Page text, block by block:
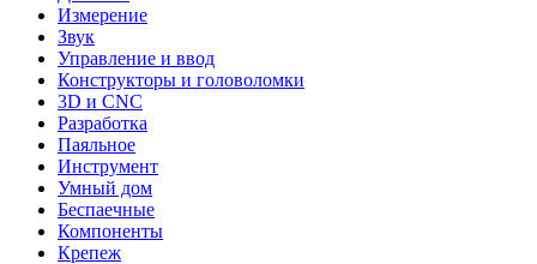
Измерение
Звук
Управление и ввод
Конструкторы и головоломки
3D и CNC
Разработка
Паяльное
Инструмент
Умный дом
Беспаечные
Компоненты
Крепеж